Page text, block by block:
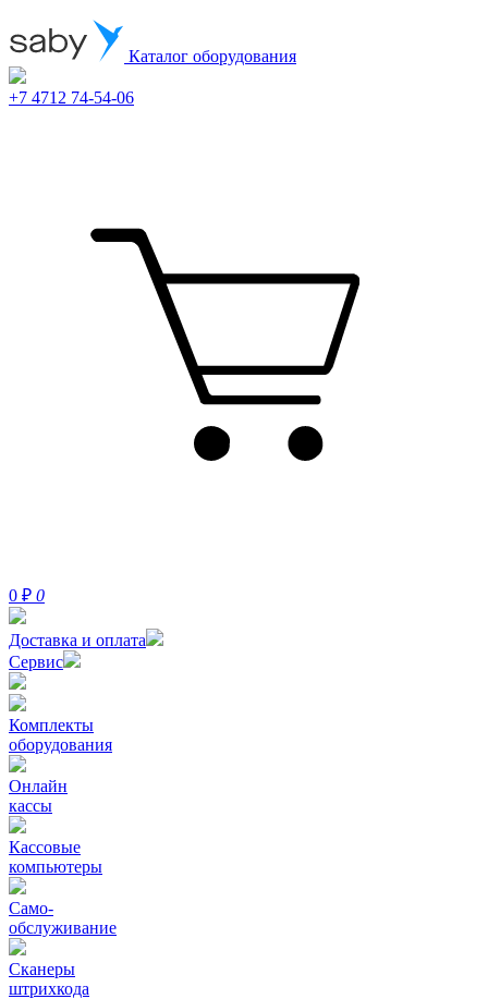
Каталог оборудования
+7 4712 74-54-06
0 ₽ 0
Доставка и оплата
Сервис
Комплекты
оборудования
Онлайн
кассы
Кассовые
компьютеры
Само-
обслуживание
Сканеры
штрихкода